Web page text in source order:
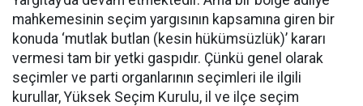
mahkemesinin seçim yargısının kapsamına giren bir
konuda ‘mutlak butlan (kesin hükümsüzlük)’ kararı
vermesi tam bir yetki gaspıdır. Çünkü genel olarak
seçimler ve parti organlarının seçimleri ile ilgili
kurullar, Yüksek Seçim Kurulu, il ve ilçe seçim